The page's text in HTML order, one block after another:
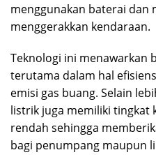
menggunakan baterai
menggerakkan kendaraan.
Teknologi ini menawarkan
terutama dalam hal
emisi gas buang. Selain
listrik juga memiliki tingkat
rendah sehingga
bagi penumpang maupun